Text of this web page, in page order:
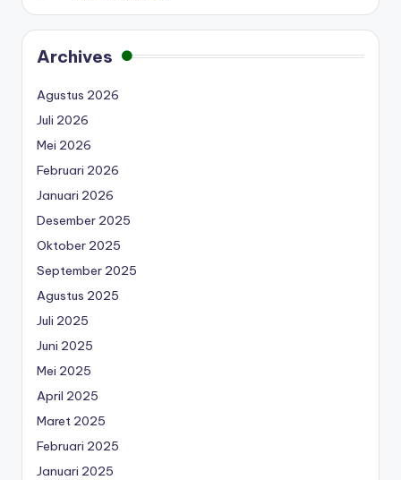
Archives
Agustus 2026
Juli 2026
Mei 2026
Februari 2026
Januari 2026
Desember 2025
Oktober 2025
September 2025
Agustus 2025
Juli 2025
Juni 2025
Mei 2025
April 2025
Maret 2025
Februari 2025
Januari 2025